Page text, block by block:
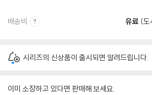
배송비 유료 (
시리즈의 신상품이 출시되면 알려드립니다.
이미 소장하고 있다면 판매해 보세요.